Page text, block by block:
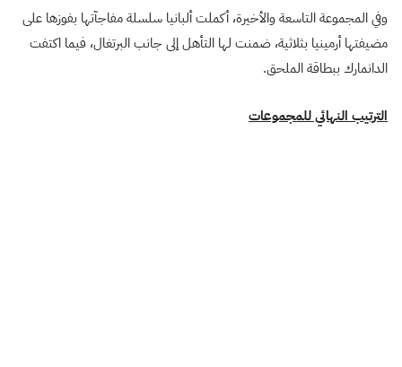
وفي المجموعة التاسعة والأخيرة، أكملت ألبانيا سلسلة مفاجآتها بفوزها على
مضيفتها أرمينيا بثلاثية، ضمنت لها التأهل إلى جانب البرتغال، فيما اكتفت
الدانمارك ببطاقة الملحق.
الترتيب النهائي للمجموعات